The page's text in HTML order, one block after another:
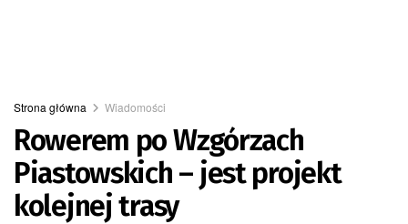
Strona główna Wiadomości
Rowerem po Wzgórzach
Piastowskich – jest projekt
kolejnej trasy